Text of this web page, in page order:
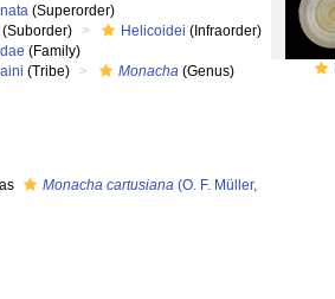
(Superorder)
(Suborder) Helicoidei (Infraorder)
(Family)
(Tribe) Monacha (Genus)
Monacha cartusiana (O. F. Müller,